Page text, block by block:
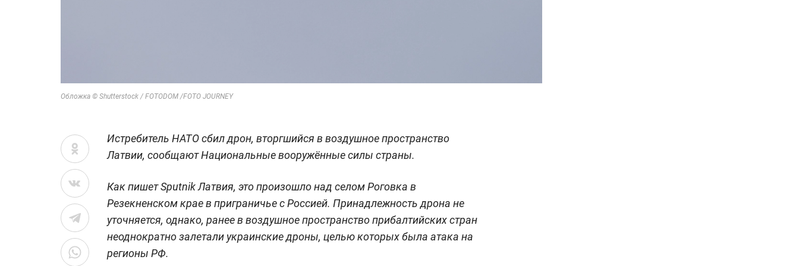
Обложка © Shutterstock / FOTODOM /FOTO JOURNEY
Истребитель НАТО сбил дрон, вторгшийся в воздушное пространство
Латвии, сообщают Национальные вооружённые силы страны.
Как пишет Sputnik Латвия, это произошло над селом Роговка в
Резекненском крае в приграничье с Россией. Принадлежность дрона не
уточняется, однако, ранее в воздушное пространство прибалтийских стран
неоднократно залетали украинские дроны, целью которых была атака на
регионы РФ.